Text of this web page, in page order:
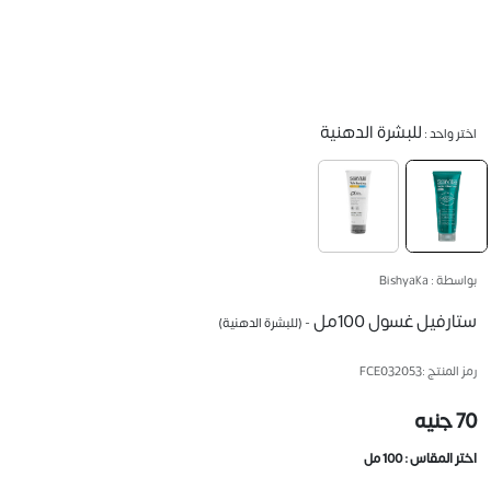
اختر واحد :للبشرة الدهنية
بواسطة : Bishyaka
ستارفيل غسول 100مل - (للبشرة الدهنية)
رمز المنتج :FCE032053
70 جنيه
اختر المقاس :100 مل